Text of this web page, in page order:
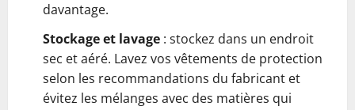
davantage.
Stockage et lavage : stockez dans un endroit
sec et aéré. Lavez vos vêtements de protection
selon les recommandations du fabricant et
évitez les mélanges avec des matières qui